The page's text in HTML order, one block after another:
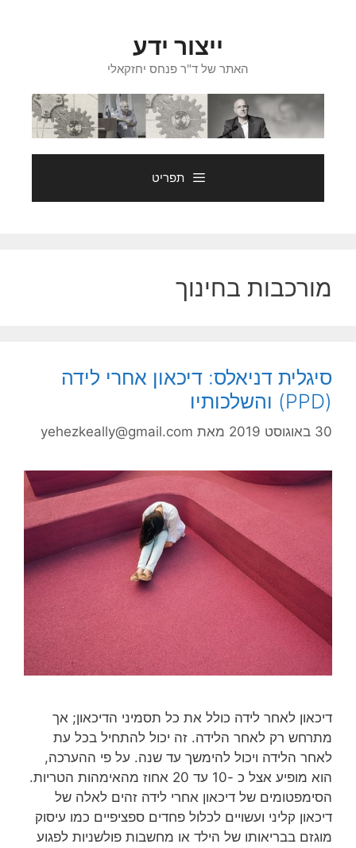
ייצור ידע
האתר של ד"ר פנחס יחזקאלי
תפריט
מורכבות בחינוך
סיגלית דניאלס: דיכאון אחרי לידה
(PPD) והשלכותיו
30 באוגוסט 2019 מאת yehezkeally@gmail.com
דיכאון לאחר לידה כולל את כל תסמיני הדיכאון; אך
מתרחש רק לאחר הלידה. זה יכול להתחיל בכל עת
לאחר הלידה ויכול להימשך עד שנה. על פי ההערכה,
הוא מופיע אצל כ -10 עד 20 אחוז מהאימהות הטריות.
הסימפטומים של דיכאון אחרי לידה זהים לאלה של
דיכאון קליני ועשויים לכלול פחדים ספציפיים כמו עיסוק
מוגזם בבריאותו של הילד או מחשבות פולשניות לפגוע